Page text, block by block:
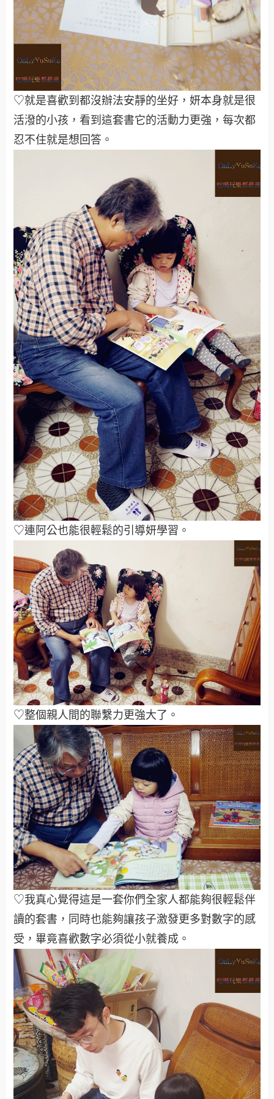
♡就是喜歡到都沒辦法安靜的坐好，妍本身就是很
活潑的小孩，看到這套書它的活動力更強，每次都
忍不住就是想回答。
♡連阿公也能很輕鬆的引導妍學習。
♡整個親人間的聯繫力更強大了。
♡我真心覺得這是一套你們全家人都能夠很輕鬆伴
讀的套書，同時也能夠讓孩子激發更多對數字的感
受，畢竟喜歡數字必須從小就養成。